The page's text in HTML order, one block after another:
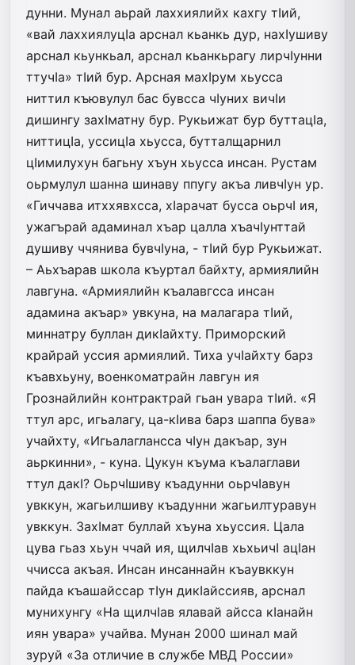
дунни. Мунал аьрай лаххиялийх кахгу тIий,
«вай лаххиялуцIа арснал кьанкь дур, нахIушиву
арснал кьункьал, арснал кьанкьрагу лирчIунни
ттучIа» тIий бур. Арсная махIрум хьусса
ниттил къювулул бас бувсса чIуних вичIи
дишингу захIматну бур. Рукьижат бур буттацIа,
ниттицIа, уссицIа хьусса, бутталщарнил
цIимилухун багьну хъун хьусса инсан. Рустам
оьрмулул шанна шинаву ппугу акъа ливчIун ур.
«Гиччава итххявхсса, хIарачат бусса оьрчI ия,
ужагърай адаминал хъар цалла хъачIунттай
душиву ччянива бувчIуна, - тIий бур Рукьижат.
– Аьхъарав школа къуртал байхту, армиялийн
лавгуна. «Армиялийн къалавгсса инсан
адамина акъар» увкуна, на малагара тIий,
миннатру буллан дикIайхту. Приморский
крайрай уссия армиялий. Тиха учIайхту барз
къавхьуну, военкоматрайн лавгун ия
Грознайлийн контрактрай гьан увара тIий. «Я
ттул арс, игьалагу, ца-кIива барз шаппа бува»
учайхту, «Игьалаглансса чIун дакъар, зун
аьркинни», - куна. Цукун къума къалаглави
ттул дакI? ОьрчIшиву къадунни оьрчIавун
увккун, жагьилшиву къадунни жагьилтуравун
увккун. ЗахIмат буллай хъуна хьуссия. Цала
цува гьаз хьун ччай ия, щилчIав хьхьичI ацIан
ччисса акъая. Инсан инсаннайн къаув­ккун
пайда къашайссар тIун дикIайссияв, арснал
мунихунгу «На щилчIав ялавай айсса кIанайн
иян увара» учайва. Мунан 2000 шинал май
зуруй «За отличие в службе МВД России»